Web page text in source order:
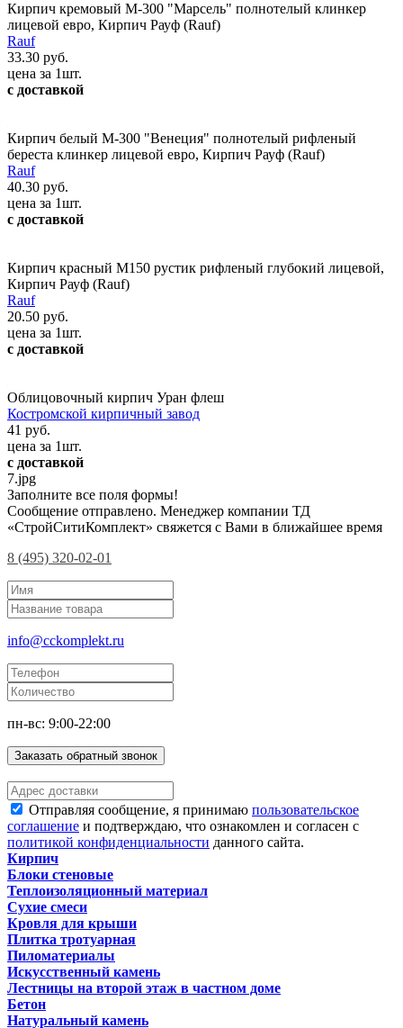
Кирпич кремовый М-300 "Марсель" полнотелый клинкер
лицевой евро, Кирпич Рауф (Rauf)
Rauf
33.30 руб.
цена за 1шт.
с доставкой
Кирпич белый М-300 "Венеция" полнотелый рифленый
береста клинкер лицевой евро, Кирпич Рауф (Rauf)
Rauf
40.30 руб.
цена за 1шт.
с доставкой
Кирпич красный М150 рустик рифленый глубокий лицевой,
Кирпич Рауф (Rauf)
Rauf
20.50 руб.
цена за 1шт.
с доставкой
Облицовочный кирпич Уран флеш
Костромской кирпичный завод
41 руб.
цена за 1шт.
с доставкой
7.jpg
Заполните все поля формы!
Сообщение отправлено. Менеджер компании ТД
«СтройСитиКомплект» свяжется с Вами в ближайшее время
8 (495) 320-02-01
info@cckomplekt.ru
пн-вс: 9:00-22:00
Заказать обратный звонок
Отправляя сообщение, я принимаю пользовательское
соглашение и подтверждаю, что ознакомлен и согласен с
политикой конфиденциальности данного сайта.
Кирпич
Блоки стеновые
Теплоизоляционный материал
Сухие смеси
Кровля для крыши
Плитка тротуарная
Пиломатериалы
Искусственный камень
Лестницы на второй этаж в частном доме
Бетон
Натуральный камень